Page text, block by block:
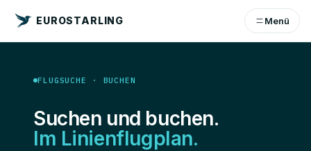
EUROSTARLING Menü
FLUGSUCHE · BUCHEN
Suchen und buchen.
Im Linienflugplan.